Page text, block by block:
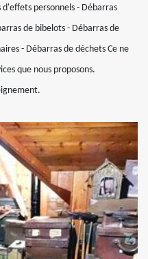
personnels - Débarras
de bibelots - Débarras de
- Débarras de déchets Ce ne
que nous proposons.